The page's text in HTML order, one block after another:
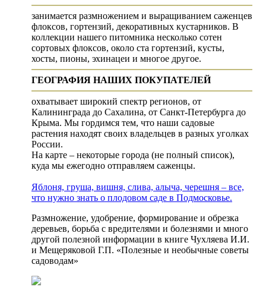
занимается размножением и выращиванием саженцев
флоксов, гортензий, декоративных кустарников. В
коллекции нашего питомника несколько сотен
сортовых флоксов, около ста гортензий, кусты,
хосты, пионы, эхинацеи и многое другое.
ГЕОГРАФИЯ НАШИХ ПОКУПАТЕЛЕЙ
охватывает широкий спектр регионов, от
Калининграда до Сахалина, от Санкт-Петербурга до
Крыма. Мы гордимся тем, что наши садовые
растения находят своих владельцев в разных уголках
России.
На карте – некоторые города (не полный список),
куда мы ежегодно отправляем саженцы.
Яблоня, груша, вишня, слива, алыча, черешня – все,
что нужно знать о плодовом саде в Подмосковье.
Размножение, удобрение, формирование и обрезка
деревьев, борьба с вредителями и болезнями и много
другой полезной информации в книге Чухляева И.И.
и Мещеряковой Г.П. «Полезные и необычные советы
садоводам»